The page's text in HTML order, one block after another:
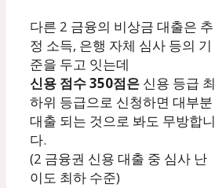
다른 2 금융의 비상금 대출은 추
정 소득, 은행 자체 심사 등의 기
준을 두고 잇는데
신용 점수 350점은 신용 등급 최
하위 등급으로 신청하면 대부분
대출 되는 것으로 봐도 무방합니
다.
(2 금융권 신용 대출 중 심사 난
이도 최하 수준)